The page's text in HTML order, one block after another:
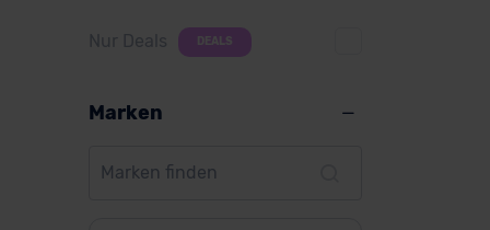
Nur Deals DEALS
Marken